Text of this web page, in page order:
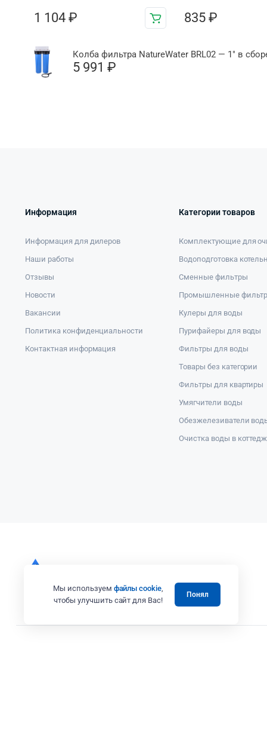
1 104 ₽ 835 ₽
Колба фильтра NatureWater BRL02 — 1″ в
5 991 ₽
Информация
Информация для дилеров
Наши работы
Отзывы
Новости
Вакансии
Политика конфиденциальности
Контактная информация
Категории товаров
Комплектующие для
Водоподготовка
Сменные фильтры
Промышленные
Кулеры для воды
Пурифайеры для воды
Фильтры для воды
Товары без категории
Фильтры для квартиры
Умягчители воды
Обезжелезиватели
Очистка воды в
Мы используем файлы cookie,
чтобы улучшить сайт для Вас!
Понял